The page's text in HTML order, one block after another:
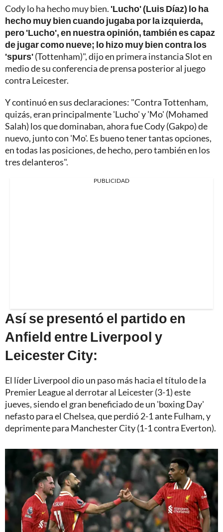
Cody lo ha hecho muy bien. 'Lucho' (Luis Díaz) lo ha
hecho muy bien cuando jugaba por la izquierda,
pero 'Lucho', en nuestra opinión, también es capaz
de jugar como nueve; lo hizo muy bien contra los
'spurs'(Tottenham)", dijo en primera instancia Slot en
medio de su conferencia de prensa posterior al juego
contra Leicester.
Y continuó en sus declaraciones: "Contra Tottenham,
quizás, eran principalmente 'Lucho' y 'Mo' (Mohamed
Salah) los que dominaban, ahora fue Cody (Gakpo) de
nuevo, junto con 'Mo'. Es bueno tener tantas opciones,
en todas las posiciones, de hecho, pero también en los
tres delanteros".
PUBLICIDAD
Así se presentó el partido en
Anfield entre Liverpool y
Leicester City:
El líder Liverpool dio un paso más hacia el título de la
Premier League al derrotar al Leicester (3-1) este
jueves, siendo el gran beneficiado de un 'boxing Day'
nefasto para el Chelsea, que perdió 2-1 ante Fulham, y
deprimente para Manchester City (1-1 contra Everton).